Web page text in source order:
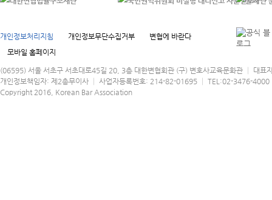
개인정보처리지침 개인정보무단수집거부
변협에 바란다
모바일 홈페이지
(06595) 서울 서초구 서초대로45길 20, 3층 대한변협회관 (구) 변호사교육문화관 │ 대표
개인정보책임자: 제2총무이사 │ 사업자등록번호: 214-82-01695 │ TEL:02-3476-
Copyright 2016, Korean Bar Association